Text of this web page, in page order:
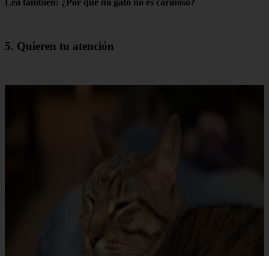
Lea también: ¿Por qué mi gato no es cariñoso?
5. Quieren tu atención